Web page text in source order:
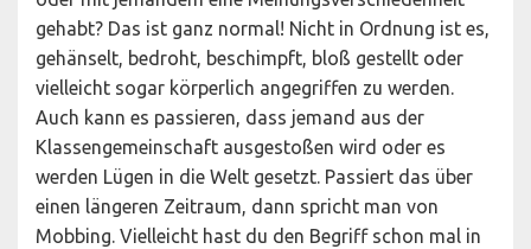
gehabt? Das ist ganz normal! Nicht in Ordnung ist es,
gehänselt, bedroht, beschimpft, bloß gestellt oder
vielleicht sogar körperlich angegriffen zu werden.
Auch kann es passieren, dass jemand aus der
Klassengemeinschaft ausgestoßen wird oder es
werden Lügen in die Welt gesetzt. Passiert das über
einen längeren Zeitraum, dann spricht man von
Mobbing. Vielleicht hast du den Begriff schon mal in